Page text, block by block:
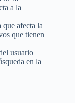
a la
que afecta la
que tienen
usuario
en la